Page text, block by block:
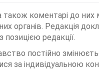
також коментарі до них
органів. Редакція
редакції.
постійно
за індивідуальною